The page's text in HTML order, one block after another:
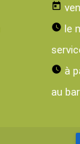
today
watch_later le
watch_later à
au bar